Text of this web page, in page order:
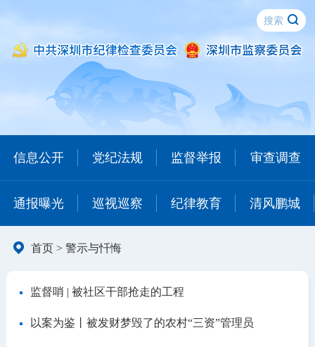
信息公开 党纪法规 监督举报 审查调查
通报曝光 巡视巡察 纪律教育 清风鹏城
首页> 警示与忏悔
监督哨 | 被社区干部抢走的工程
以案为鉴丨被发财梦毁了的农村“三资”管理员